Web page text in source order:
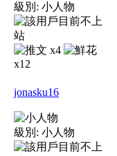
級別: 小人物
x4
x12
jonasku16
級別: 小人物